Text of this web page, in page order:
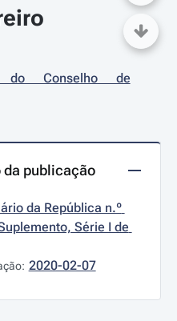
do Conselho de
da publicação
da República n.º
Série I de
2020-02-07